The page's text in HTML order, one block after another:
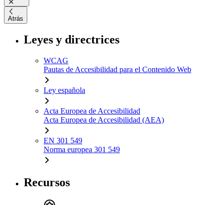
Atrás
Leyes y directrices
WCAG
Pautas de Accesibilidad para el Contenido Web
Ley española
Acta Europea de Accesibilidad
Acta Europea de Accesibilidad (AEA)
EN 301 549
Norma europea 301 549
Recursos